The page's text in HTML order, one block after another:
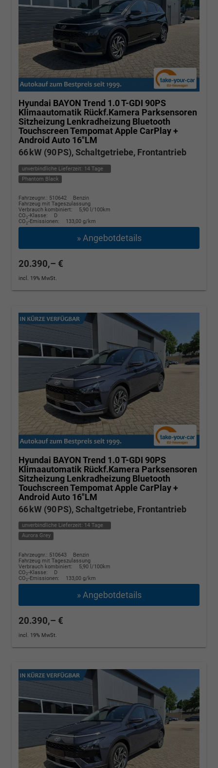
Hyundai BAYONTrend 1.0 T-GDI 90PS
Klimaautomatik Rückf.Kamera Parksensoren
Sitzheizung Lenkradheizung Bluetooth
Touchscreen Tempomat Apple CarPlay +
Android Auto 16"LM
66 kW (90 PS), Schaltgetriebe, Frontantrieb
unverbindliche Lieferzeit: 14 Tage
Phantom Black
Fahrzeugnr.: 510642
Benzin
Fahrzeug mit Tageszulassung
Verbrauch kombiniert:
5,90 l/100km
CO2-Klasse:
D
CO2-Emissionen: 133,00 g/km
» Angebotdetails
20.390,– €
incl. 19% MwSt.
Hyundai BAYONTrend 1.0 T-GDI 90PS
Klimaautomatik Rückf.Kamera Parksensoren
Sitzheizung Lenkradheizung Bluetooth
Touchscreen Tempomat Apple CarPlay +
Android Auto 16"LM
66 kW (90 PS), Schaltgetriebe, Frontantrieb
unverbindliche Lieferzeit: 14 Tage
Aurora Grey
Fahrzeugnr.: 510643
Benzin
Fahrzeug mit Tageszulassung
Verbrauch kombiniert:
5,90 l/100km
CO2-Klasse:
D
CO2-Emissionen: 133,00 g/km
» Angebotdetails
20.390,– €
incl. 19% MwSt.